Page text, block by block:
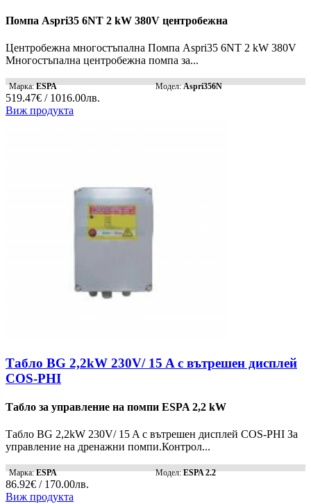
Помпа Aspri35 6NT 2 kW 380V центробежна
Центробежна многостъпална Помпа Aspri35 6NT 2 kW 380V
Многостъпална центробежна помпа за...
Марка:ESPA Модел:Aspri356N
519.47€ / 1016.00лв.
Виж продукта
Табло BG 2,2kW 230V/ 15 A с вътрешен дисплей
COS-PHI
Табло за управление на помпи ESPA 2,2 kW
Табло BG 2,2kW 230V/ 15 A с вътрешен дисплей COS-PHI За
управление на дренажни помпи.Контрол...
Марка:ESPA Модел:ESPA 2.2
86.92€ / 170.00лв.
Виж продукта